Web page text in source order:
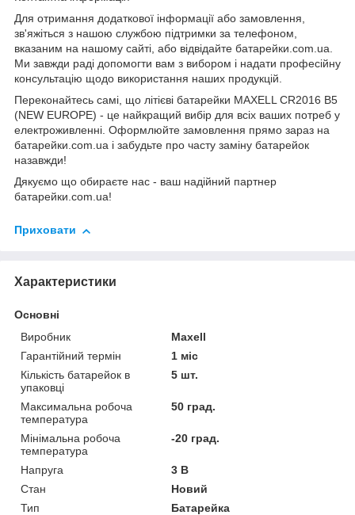
Для отримання додаткової інформації або замовлення,
зв'яжіться з нашою службою підтримки за телефоном,
вказаним на нашому сайті, або відвідайте батарейки.com.ua.
Ми завжди раді допомогти вам з вибором і надати професійну
консультацію щодо використання наших продукцій.
Переконайтесь самі, що літієві батарейки MAXELL CR2016 B5
(NEW EUROPE) - це найкращий вибір для всіх ваших потреб у
електроживленні. Оформлюйте замовлення прямо зараз на
батарейки.com.ua і забудьте про часту заміну батарейок
назавжди!
Дякуємо що обираєте нас - ваш надійний партнер
батарейки.com.ua!
Приховати
Характеристики
Основні
Виробник
Maxell
Гарантійний термін
1 міс
Кількість батарейок в
упаковці
5 шт.
Максимальна робоча
температура
50 град.
Мінімальна робоча
температура
-20 град.
Напруга
3 В
Стан
Новий
Тип
Батарейка